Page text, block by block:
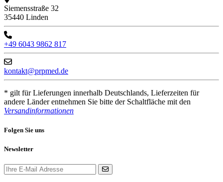
Siemensstraße 32
35440 Linden
+49 6043 9862 817
kontakt@prpmed.de
* gilt für Lieferungen innerhalb Deutschlands, Lieferzeiten für
andere Länder entnehmen Sie bitte der Schaltfläche mit den
Versandinformationen
Folgen Sie uns
Newsletter